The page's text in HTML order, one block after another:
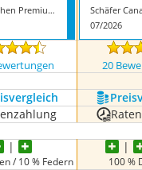
Hanskruchen Premium De Luxe
07/2026
20
/ 10 % Federn 100 %